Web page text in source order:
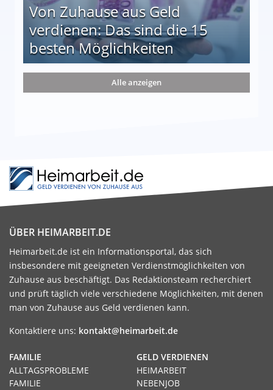
Von Zuhause aus Geld
verdienen: Das sind die 15
besten Möglichkeiten
die 15 besten Möglichkeiten
Alle anzeigen
ÜBER HEIMARBEIT.DE
Heimarbeit.de ist ein Informationsportal, das sich
insbesondere mit geeigneten Verdienstmöglichkeiten von
Zuhause aus beschäftigt. Das Redaktionsteam recherchiert
und prüft täglich viele verschiedene Möglichkeiten, mit denen
man von Zuhause aus Geld verdienen kann.
Kontaktiere uns: kontakt@heimarbeit.de
GELD VERDIENEN
HEIMARBEIT
NEBENJOB
FAMILIE
ALLTAGSPROBLEME
FAMILIE